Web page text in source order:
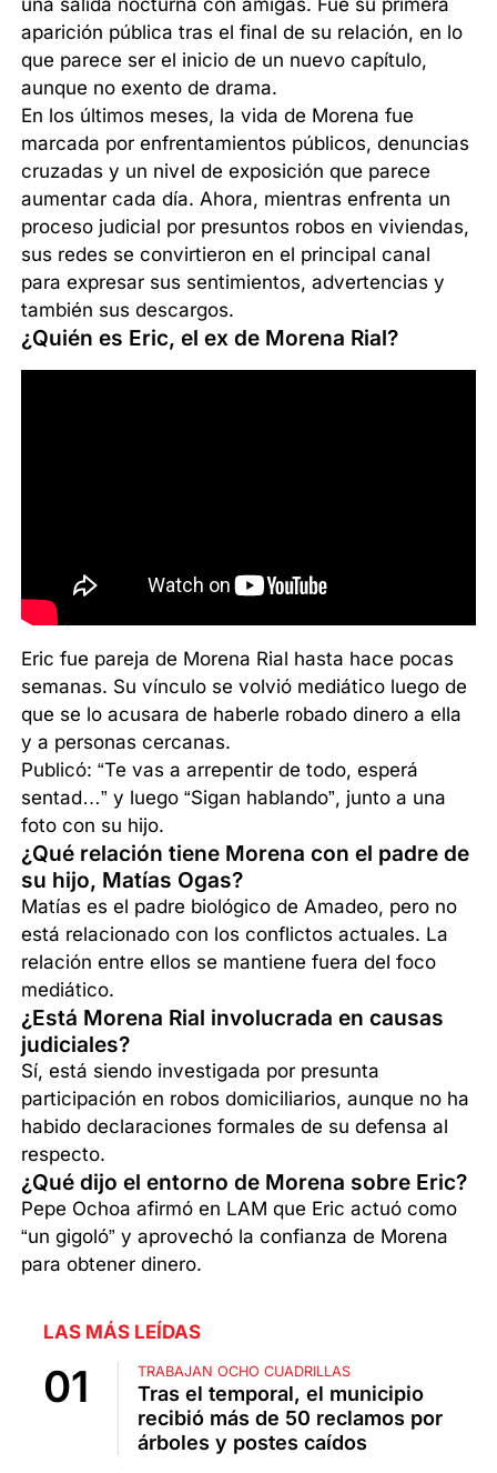
una salida nocturna con amigas. Fue su primera
aparición pública tras el final de su relación, en lo
que parece ser el inicio de un nuevo capítulo,
aunque no exento de drama.
En los últimos meses, la vida de Morena fue
marcada por enfrentamientos públicos, denuncias
cruzadas y un nivel de exposición que parece
aumentar cada día. Ahora, mientras enfrenta un
proceso judicial por presuntos robos en viviendas,
sus redes se convirtieron en el principal canal
para expresar sus sentimientos, advertencias y
también sus descargos.
¿Quién es Eric, el ex de Morena Rial?
Eric fue pareja de Morena Rial hasta hace pocas
semanas. Su vínculo se volvió mediático luego de
que se lo acusara de haberle robado dinero a ella
y a personas cercanas.
Publicó: “Te vas a arrepentir de todo, esperá
sentad…” y luego “Sigan hablando”, junto a una
foto con su hijo.
¿Qué relación tiene Morena con el padre de
su hijo, Matías Ogas?
Matías es el padre biológico de Amadeo, pero no
está relacionado con los conflictos actuales. La
relación entre ellos se mantiene fuera del foco
mediático.
¿Está Morena Rial involucrada en causas
judiciales?
Sí, está siendo investigada por presunta
participación en robos domiciliarios, aunque no ha
habido declaraciones formales de su defensa al
respecto.
¿Qué dijo el entorno de Morena sobre Eric?
Pepe Ochoa afirmó en LAM que Eric actuó como
“un gigoló” y aprovechó la confianza de Morena
para obtener dinero.
LAS MÁS LEÍDAS
TRABAJAN OCHO CUADRILLAS
Tras el temporal, el municipio
recibió más de 50 reclamos por
árboles y postes caídos